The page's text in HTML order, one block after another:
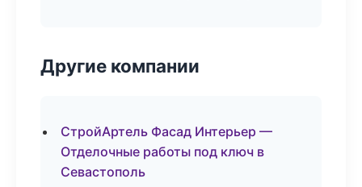
Другие компании
СтройАртель Фасад Интерьер —
Отделочные работы под ключ в
Севастополь